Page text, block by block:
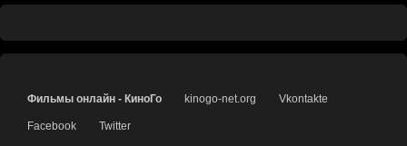
Фильмы онлайн - КиноГо kinogo-net.org Vkontakte
Facebook Twitter